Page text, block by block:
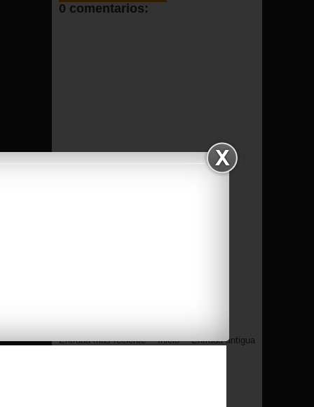
FACEBOOK
0 comentarios:
Entrada más reciente Entrada antigua
Inicio